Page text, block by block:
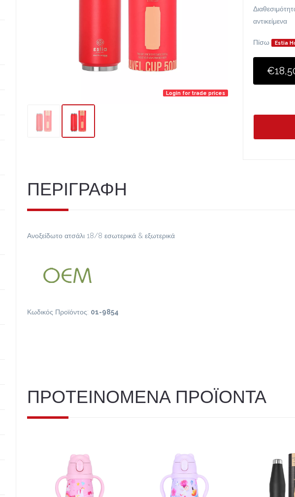
Login for trade prices
αντικείμενα
Πίσω Estia
ΠΕΡΙΓΡΑΦΗ
Ανοξείδωτο ατσάλι 18/8 εσωτερικά & εξωτερικά
Κωδικός Προϊόντος: 01-9854
ΠΡΟΤΕΙΝΟΜΕΝΑ ΠΡΟΪΟΝΤΑ